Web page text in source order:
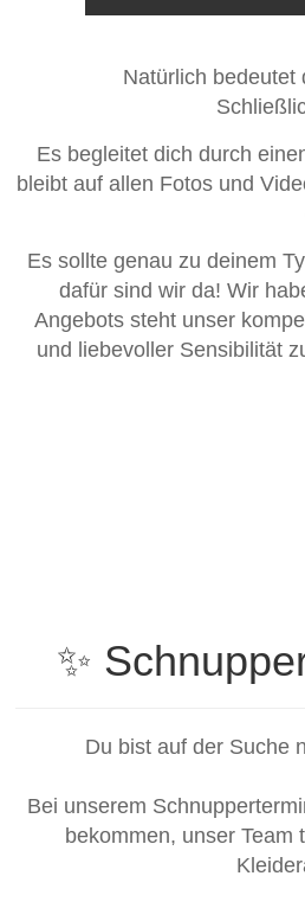
Natürlich bedeutet
Es begleitet dich durch
bleibt auf allen Fotos und
Es sollte genau zu deinem
dafür sind wir da! Wir
Angebots steht unser
und liebevoller Sensibilität
✨
Du bist auf der Suche
Bei unserem
bekommen, unser